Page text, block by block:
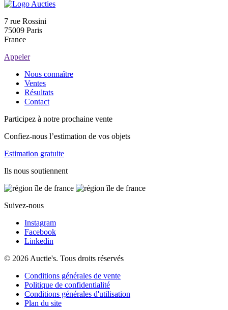
7 rue Rossini
75009 Paris
France
Appeler
Nous connaître
Ventes
Résultats
Contact
Participez à notre prochaine vente
Confiez-nous l’estimation de vos objets
Estimation gratuite
Ils nous soutiennent
Suivez-nous
Instagram
Facebook
Linkedin
© 2026 Auctie's. Tous droits réservés
Conditions générales de vente
Politique de confidentialité
Conditions générales d'utilisation
Plan du site